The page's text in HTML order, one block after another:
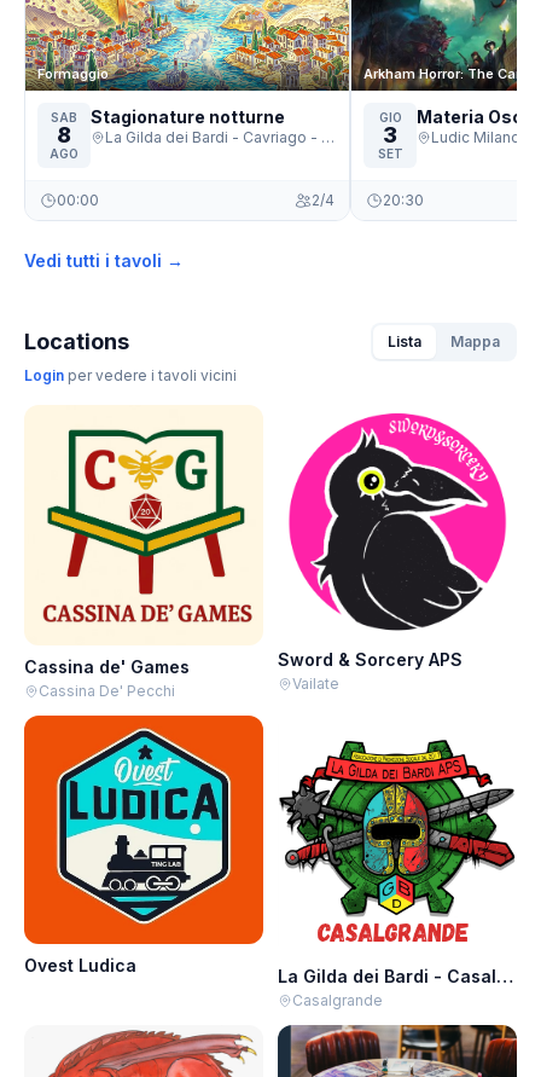
Formaggio
SAB
8
AGO
Stagionature notturne
La Gilda dei Bardi - Cavriago - Cavriago
00:00 2/4
Arkham Horror: The Card
GIO
3
SET
Materia
20:30
Vedi tutti i tavoli →
Locations Lista
Mappa
Login per vedere i tavoli vicini
Cassina de' Games
Cassina De' Pecchi
Sword & Sorcery APS
Vailate
Ovest Ludica
La Gilda dei Bardi - Casalgrande
Casalgrande